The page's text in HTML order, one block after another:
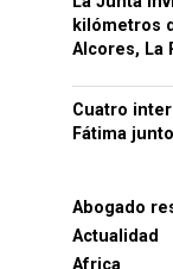
kilómetros
Alcores, La
Cuatro
Fátima
Abogado
Actualidad
Africa